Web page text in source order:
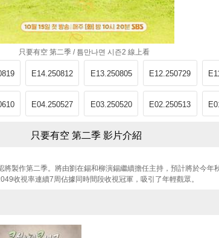
只要有空 第二季 / 틈만나면 시즌2 線上看
E14.250812 E13.250805 E12.250729
E04.250527 E03.250520 E02.250513
只要有空 第二季 影片介紹
製作第二季。將由劉在錫和柳演錫繼續擔任主持，預計將於今
收視率連續7周佔據同時間段收視冠軍，吸引了年輕觀眾。